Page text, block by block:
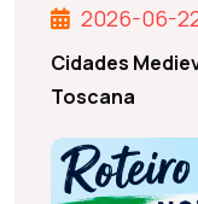
2026-06-
Cidades
Toscana